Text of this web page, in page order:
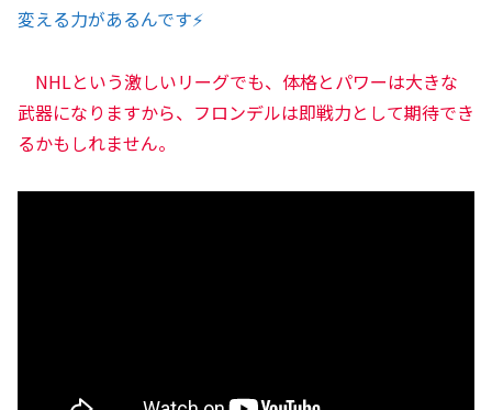
変える力があるんです⚡
NHLという激しいリーグでも、体格とパワーは大きな
武器になりますから、フロンデルは即戦力として期待でき
るかもしれません。